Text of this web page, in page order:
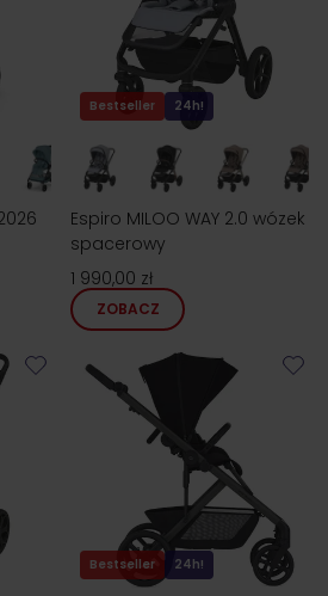
Bestseller 24h!
Espiro MILOO WAY 2.0 wózek
spacerowy
1 990,00 zł
ZOBACZ
Bestseller 24h!